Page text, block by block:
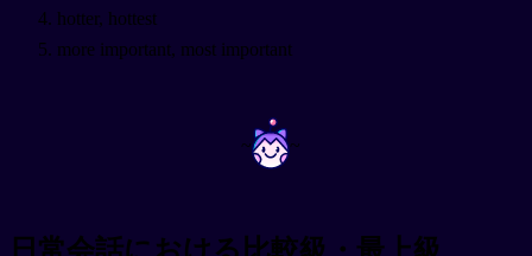
hotter, hottest
more important, most important
~ ~